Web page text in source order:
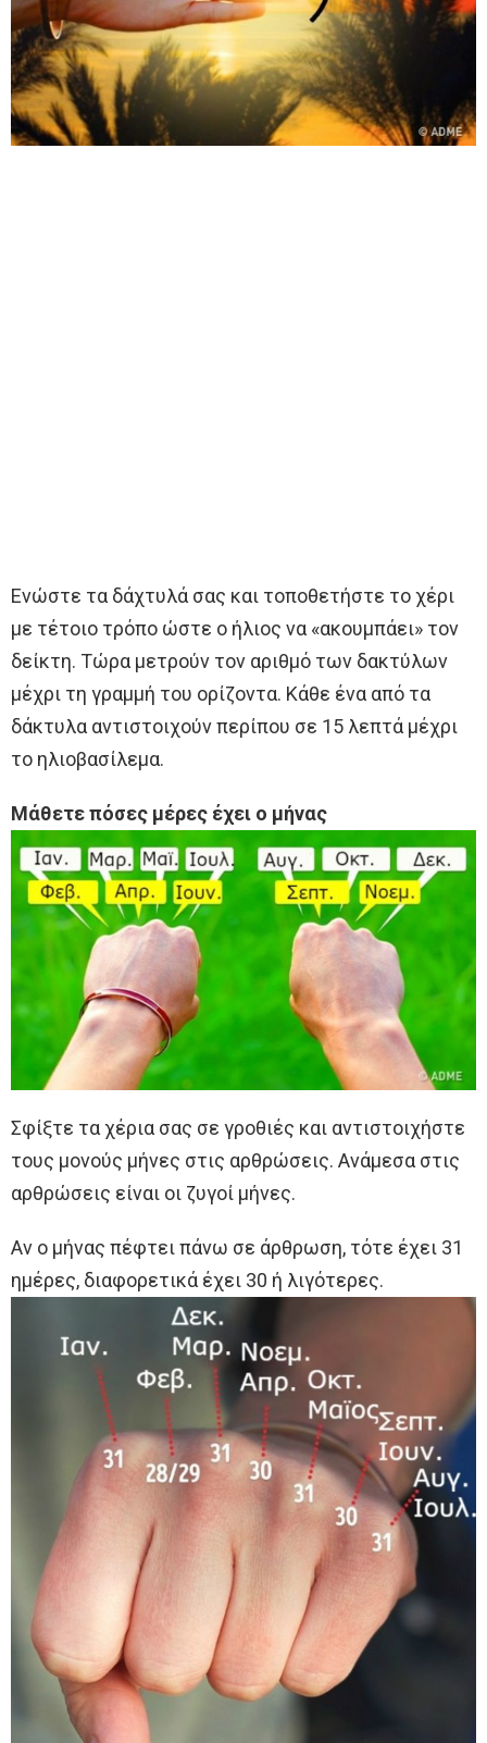
Ενώστε τα δάχτυλά σας και τοποθετήστε το χέρι
με τέτοιο τρόπο ώστε ο ήλιος να «ακουμπάει» τον
δείκτη. Τώρα μετρούν τον αριθμό των δακτύλων
μέχρι τη γραμμή του ορίζοντα. Κάθε ένα από τα
δάκτυλα αντιστοιχούν περίπου σε 15 λεπτά μέχρι
το ηλιοβασίλεμα.
Μάθετε πόσες μέρες έχει ο μήνας
Σφίξτε τα χέρια σας σε γροθιές και αντιστοιχήστε
τους μονούς μήνες στις αρθρώσεις. Ανάμεσα στις
αρθρώσεις είναι οι ζυγοί μήνες.
Αν ο μήνας πέφτει πάνω σε άρθρωση, τότε έχει 31
ημέρες, διαφορετικά έχει 30 ή λιγότερες.